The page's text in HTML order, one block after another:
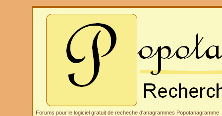
Forums pour le logiciel gratuit de recheche d'anagrammes Popotanagramme